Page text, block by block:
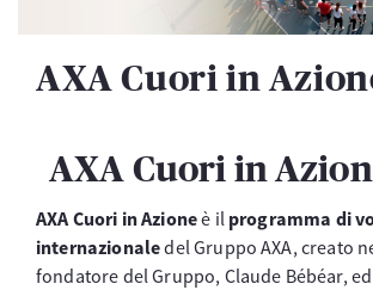
AXA Cuori in
AXA Cuori in
AXA Cuori in Azioneè il programma di
internazionaledel Gruppo AXA, creato
fondatore del Gruppo, Claude Bébéar,